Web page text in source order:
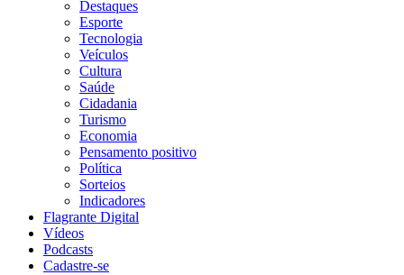
Destaques
Esporte
Tecnologia
Veículos
Cultura
Saúde
Cidadania
Turismo
Economia
Pensamento positivo
Política
Sorteios
Indicadores
Flagrante Digital
Vídeos
Podcasts
Cadastre-se